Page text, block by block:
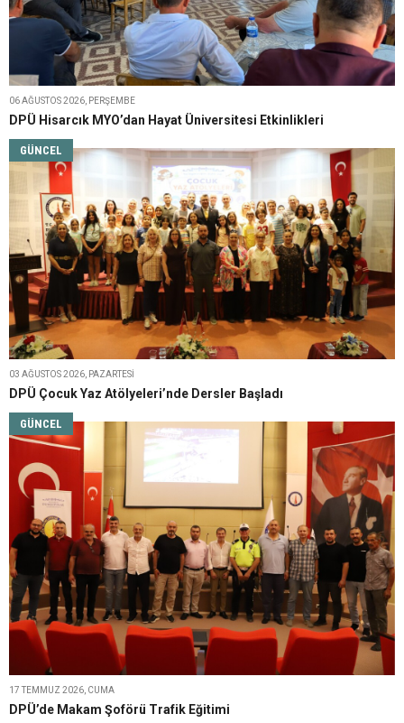
06 AĞUSTOS 2026, PERŞEMBE
DPÜ Hisarcık MYO’dan Hayat Üniversitesi Etkinlikleri
GÜNCEL
03 AĞUSTOS 2026, PAZARTESI
DPÜ Çocuk Yaz Atölyeleri’nde Dersler Başladı
GÜNCEL
17 TEMMUZ 2026, CUMA
DPÜ’de Makam Şoförü Trafik Eğitimi